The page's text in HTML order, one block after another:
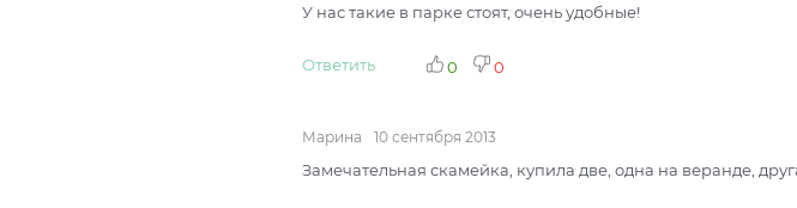
У нас такие в парке стоят, очень удобные!
Ответить 0 0
Марина 10 сентября 2013
Замечательная скамейка, купила две, одна на веранде,